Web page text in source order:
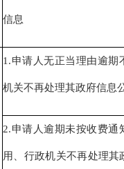
信息
1.申请人无正当理由逾期
机关不再处理其政府信息
2.申请人逾期未按收费通
用、行政机关不再处理其